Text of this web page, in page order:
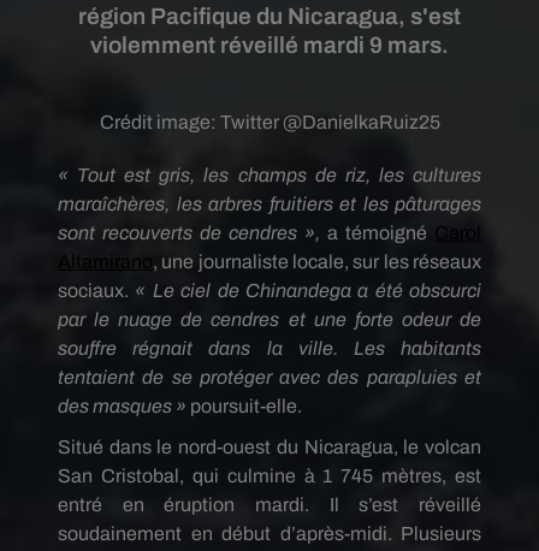
région Pacifique du Nicaragua, s'est
violemment réveillé mardi 9 mars.
Crédit image: Twitter @DanielkaRuiz25
« Tout est gris, les champs de riz, les cultures
maraîchères, les arbres fruitiers et les pâturages
sont recouverts de cendres », a témoigné Carol
Altamirano , une journaliste locale, sur les réseaux
sociaux. « Le ciel de Chinandega a été obscurci
par le nuage de cendres et une forte odeur de
souffre régnait dans la ville. Les habitants
tentaient de se protéger avec des parapluies et
des masques » poursuit-elle.
Situé dans le nord-ouest du Nicaragua, le volcan
San Cristobal, qui culmine à 1 745 mètres, est
entré en éruption mardi. Il s’est réveillé
soudainement en début d’après-midi. Plusieurs